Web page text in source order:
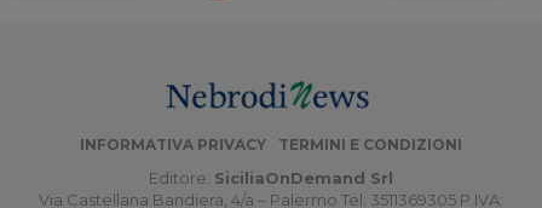
INFORMATIVA PRIVACY TERMINI E CONDIZIONI
Editore: SiciliaOnDemand Srl
Via Castellana Bandiera, 4/a – Palermo Tel: 3511369305 P.IVA: